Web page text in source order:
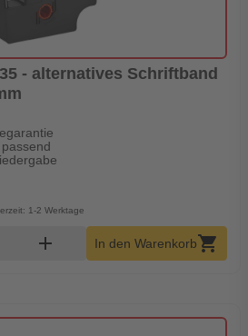
- alternatives Schriftband
1-2 Werktage
Warenkorb Menge
add In den Warenkorbshopping_cart